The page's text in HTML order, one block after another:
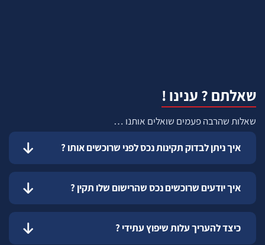
שאלתם ? ענינו !
שאלות שהרבה פעמים שואלים אותנו …
איך ניתן לבדוק תקינות נכס לפני שרוכשים אותו ?
איך יודעים שרוכשים נכס שהרישום שלו תקין ?
כיצד להעריך עלות שיפוץ עתידי ?